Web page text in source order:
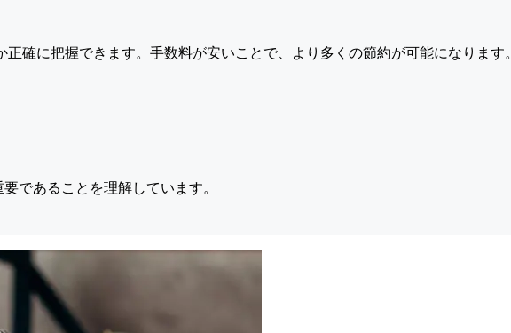
確に把握できます。手数料が安いことで、より多くの節約が可能になります。
であることを理解しています。